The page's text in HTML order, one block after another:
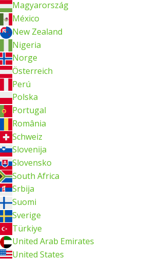
Magyarország
México
New Zealand
Nigeria
Norge
Österreich
Perú
Polska
Portugal
România
Schweiz
Slovenija
Slovensko
South Africa
Srbija
Suomi
Sverige
Türkiye
United Arab Emirates
United States